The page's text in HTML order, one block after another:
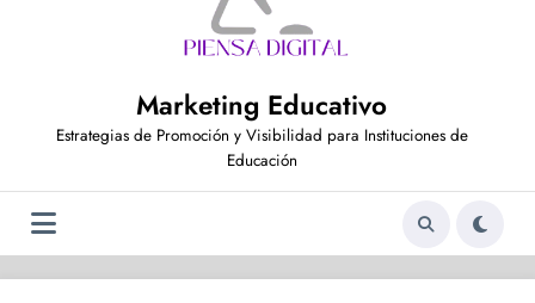
Marketing Educativo
Estrategias de Promoción y Visibilidad para Instituciones de
Educación